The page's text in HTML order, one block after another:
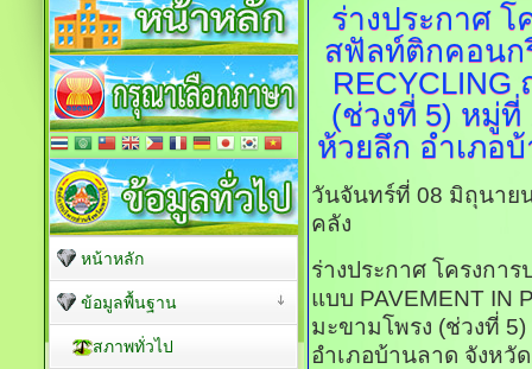
ร่างประกาศ โ
สฟัลท์ติกคอนก
(ช่วงที่ 5) หมู่
ห้วยลึก อำเภอ
วันจันทร์ที่ 08 มิถุนาย
คลัง
ร่างประกาศ โครงกา
แบบ PAVEMENT IN
มะขามโพรง (ช่วงที่
อำเภอบ้านลาด จังหวั
หน้าหลัก
ข้อมูลพื้นฐาน
สภาพทั่วไป